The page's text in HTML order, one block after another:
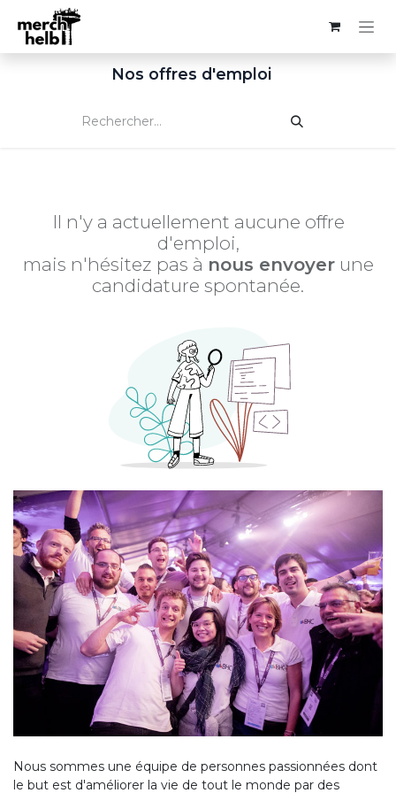
Se rendre au contenu
Nos offres d'emploi
Il n'y a actuellement aucune offre
d'emploi,
mais n'hésitez pas à nous envoyerune
candidature spontanée.
Nous sommes une équipe de personnes passionnées dont
le but est d'améliorer la vie de tout le monde par des